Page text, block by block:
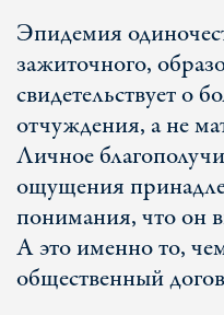
Эпидемия
зажиточного,
свидетельствует о
отчуждения, а не
Личное
ощущения
понимания, что он
А это именно то,
общественный